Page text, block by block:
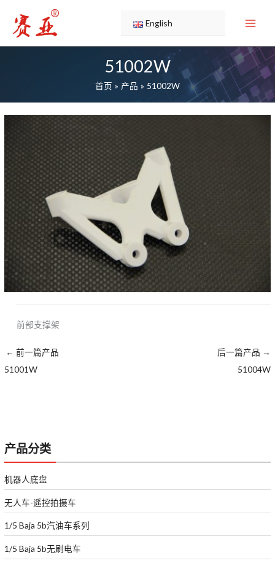
容
English
51002W
首页 产品 51002W
产品分类
机器人底盘
无人车-遥控拍摄车
1/5 Baja 5b汽油车系列
1/5 Baja 5b无刷电车
前部支撑架
← 前一篇产品
51001W
后一篇产品 →
51004W